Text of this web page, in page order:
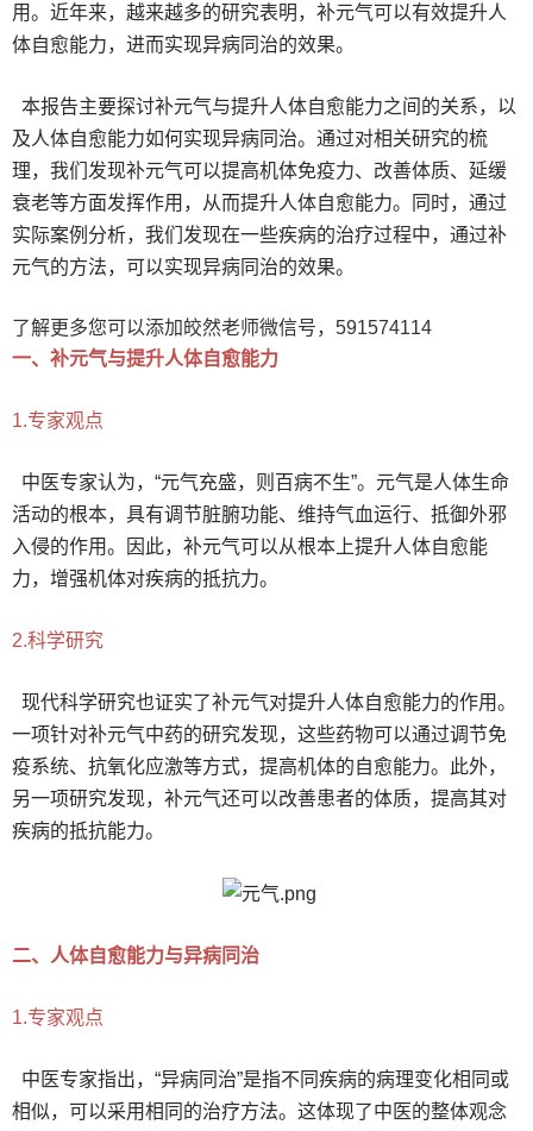
用。近年来，越来越多的研究表明，补元气可以有效提升人
体自愈能力，进而实现异病同治的效果。
本报告主要探讨补元气与提升人体自愈能力之间的关系，以
及人体自愈能力如何实现异病同治。通过对相关研究的梳
理，我们发现补元气可以提高机体免疫力、改善体质、延缓
衰老等方面发挥作用，从而提升人体自愈能力。同时，通过
实际案例分析，我们发现在一些疾病的治疗过程中，通过补
元气的方法，可以实现异病同治的效果。
了解更多您可以添加皎然老师微信号，591574114
一、补元气与提升人体自愈能力
1.专家观点
中医专家认为，“元气充盛，则百病不生”。元气是人体生命
活动的根本，具有调节脏腑功能、维持气血运行、抵御外邪
入侵的作用。因此，补元气可以从根本上提升人体自愈能
力，增强机体对疾病的抵抗力。
2.科学研究
现代科学研究也证实了补元气对提升人体自愈能力的作用。
一项针对补元气中药的研究发现，这些药物可以通过调节免
疫系统、抗氧化应激等方式，提高机体的自愈能力。此外，
另一项研究发现，补元气还可以改善患者的体质，提高其对
疾病的抵抗能力。
二、人体自愈能力与异病同治
1.专家观点
中医专家指出，“异病同治”是指不同疾病的病理变化相同或
相似，可以采用相同的治疗方法。这体现了中医的整体观念